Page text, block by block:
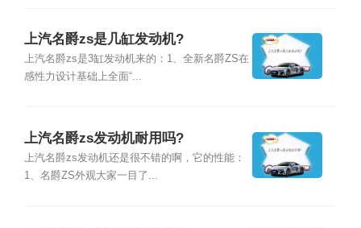
上汽名爵zs是几缸发动机?
上汽名爵zs是3缸发动机来的：1、全新名爵ZS在
感性力设计基础上全面“...
上汽名爵zs发动机耐用吗?
上汽名爵zs发动机还是很不错的啊，它的性能：
1、名爵ZS外观大家一目了...